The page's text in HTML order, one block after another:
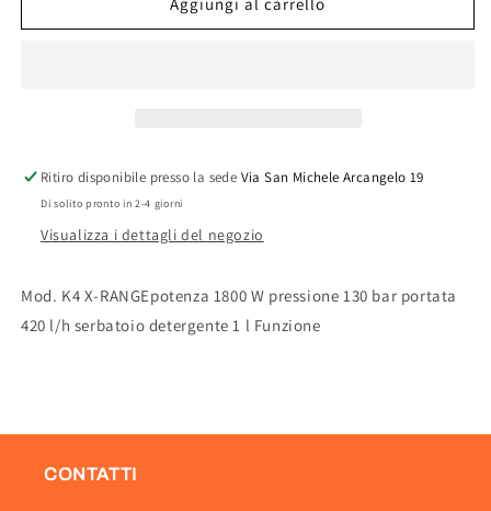
KARCHER KARCHER
Ritiro disponibile presso la sede Via San Michele Arcangelo 19
Di solito pronto in 2-4 giorni
Visualizza i dettagli del negozio
Mod. K4 X-RANGEpotenza 1800 W pressione 130 bar portata
420 l/h serbatoio detergente 1 l Funzione
CONTATTI